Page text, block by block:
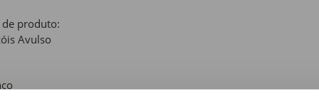
produto:
Avulso